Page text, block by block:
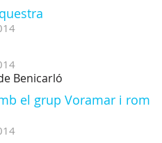
Benicarló
el grup Voramar i rom